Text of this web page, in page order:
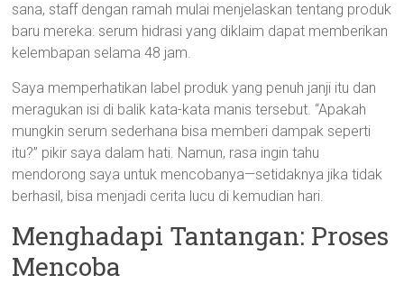
sana, staff dengan ramah mulai menjelaskan tentang produk
baru mereka: serum hidrasi yang diklaim dapat memberikan
kelembapan selama 48 jam.
Saya memperhatikan label produk yang penuh janji itu dan
meragukan isi di balik kata-kata manis tersebut. “Apakah
mungkin serum sederhana bisa memberi dampak seperti
itu?” pikir saya dalam hati. Namun, rasa ingin tahu
mendorong saya untuk mencobanya—setidaknya jika tidak
berhasil, bisa menjadi cerita lucu di kemudian hari.
Menghadapi Tantangan: Proses
Mencoba